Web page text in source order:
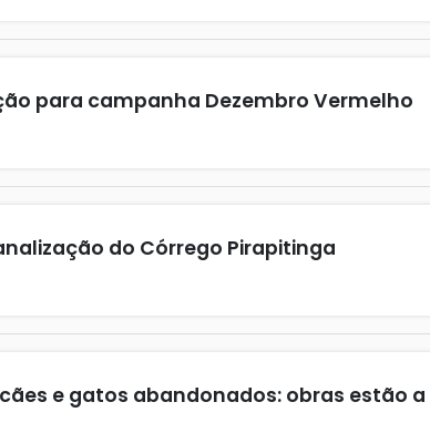
para campanha Dezembro Vermelho
do Córrego Pirapitinga
e gatos abandonados: obras estão a